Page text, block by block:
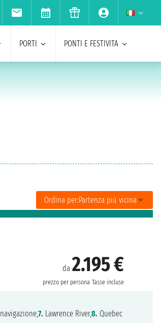
PORTI PONTI E FESTIVITA
Ordina per:Partenza più vicina
da2.195 €
prezzo per persona Tasse incluse
navigazione,7. Lawrence River,8. Quebec